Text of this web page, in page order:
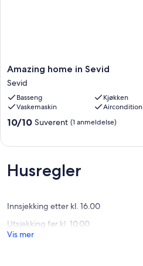
Amazing
home
in
Sevid
Sevid
Amazing home in Sevid
Sevid
Basseng
Kjøkken
Vaskemaskin
Aircondition
10.0
(1
anmeldelse)
10/10 Suverent (1 anmeldelse)
Husregler
Innsjekking etter kl. 16.00
Utsjekking før kl. 10.00
Vis mer